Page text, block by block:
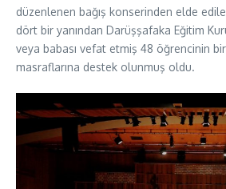
düzenlenen bağış konserinden elde
dört bir yanından Darüşşafaka Eğitim
veya babası vefat etmiş 48 öğrencinin bir
masraflarına destek olunmuş oldu.